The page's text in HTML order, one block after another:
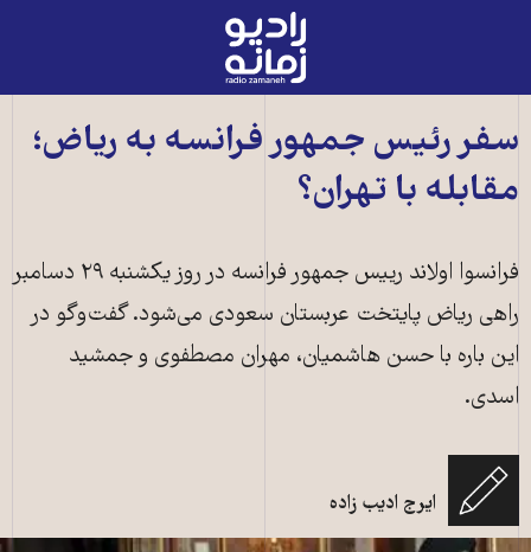
رادیو
زمانه
صفحه
اصلی
سفر رئیس جمهور فرانسه به ریاض؛
مقابله با تهران؟
فرانسوا اولاند رییس جمهور فرانسه در روز یکشنبه ۲۹ دسامبر
راهی ریاض پایتخت عربستان سعودی می‌شود. گفت‌وگو در
این باره با حسن هاشمیان، مهران مصطفوی و جمشید
اسدی.
ایرج ادیب زاده